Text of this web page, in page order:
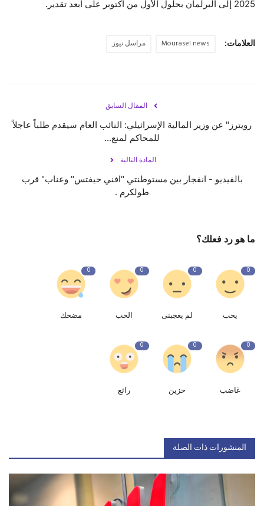
2025 إلى البرلمان بحلول الأول من أكتوبر على أبعد تقدير.
العلامات: Mourasel news مراسل نيوز
المقال السابق
رويترز" عن وزير المالية الإسرائيلي: النائب العام سيقدم طلباً عاجلاً
للمحاكم لمنع...
المادة التالية
بالفيديو - انفجار بين مستوطنتي "افني حيفتس" وعناب" قرب
ما هو رد فعلك؟
0
يحب
0
لم يعجبنى
0
الحب
0
مضحك
0
غاضب
0
حزين
0
رائع
المنشورات ذات الصلة